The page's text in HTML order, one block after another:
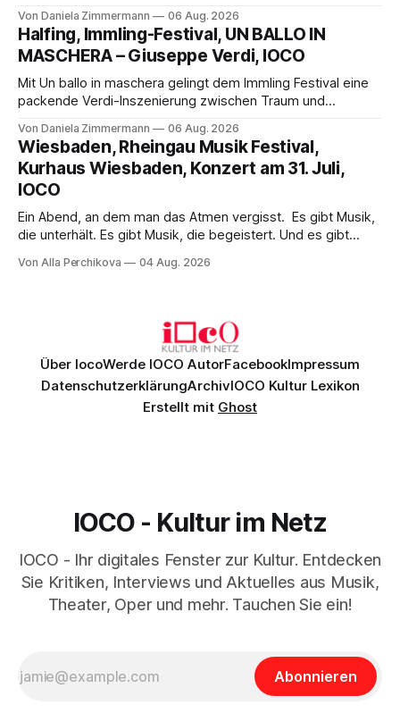
Aufführung mit starken Solisten und den Wiener
Philharmonikern, szenisch bleibt der zweite Akt jedoch
hinter den Erwartungen zurück.
Von Daniela Zimmermann 06 Aug. 2026
Halfing, Immling-Festival, UN BALLO IN
MASCHERA – Giuseppe Verdi, IOCO
Mit Un ballo in maschera gelingt dem Immling Festival eine
packende Verdi-Inszenierung zwischen Traum und
psychologische Tiefe mit starken Bildern, getragen von
einem spielfreudigen Ensemble und einer musikalisch
überzeugenden Gesamtleistung.
Von Daniela Zimmermann 06 Aug. 2026
Wiesbaden, Rheingau Musik Festival,
Kurhaus Wiesbaden, Konzert am 31. Juli,
IOCO
Ein Abend, an dem man das Atmen vergisst. Es gibt Musik,
die unterhält. Es gibt Musik, die begeistert. Und es gibt
Genau so war der Abend im Kurhaus Wiesbaden, an dem
Von Alla Perchikova 04 Aug. 2026
Über IocoWerde IOCO AutorFacebookImpressum
DatenschutzerklärungArchivIOCO Kultur Lexikon
Erstellt mit Ghost
IOCO - Kultur im Netz
IOCO - Ihr digitales Fenster zur Kultur. Entdecken
Sie Kritiken, Interviews und Aktuelles aus Musik,
Theater, Oper und mehr. Tauchen Sie ein!
Abonnieren